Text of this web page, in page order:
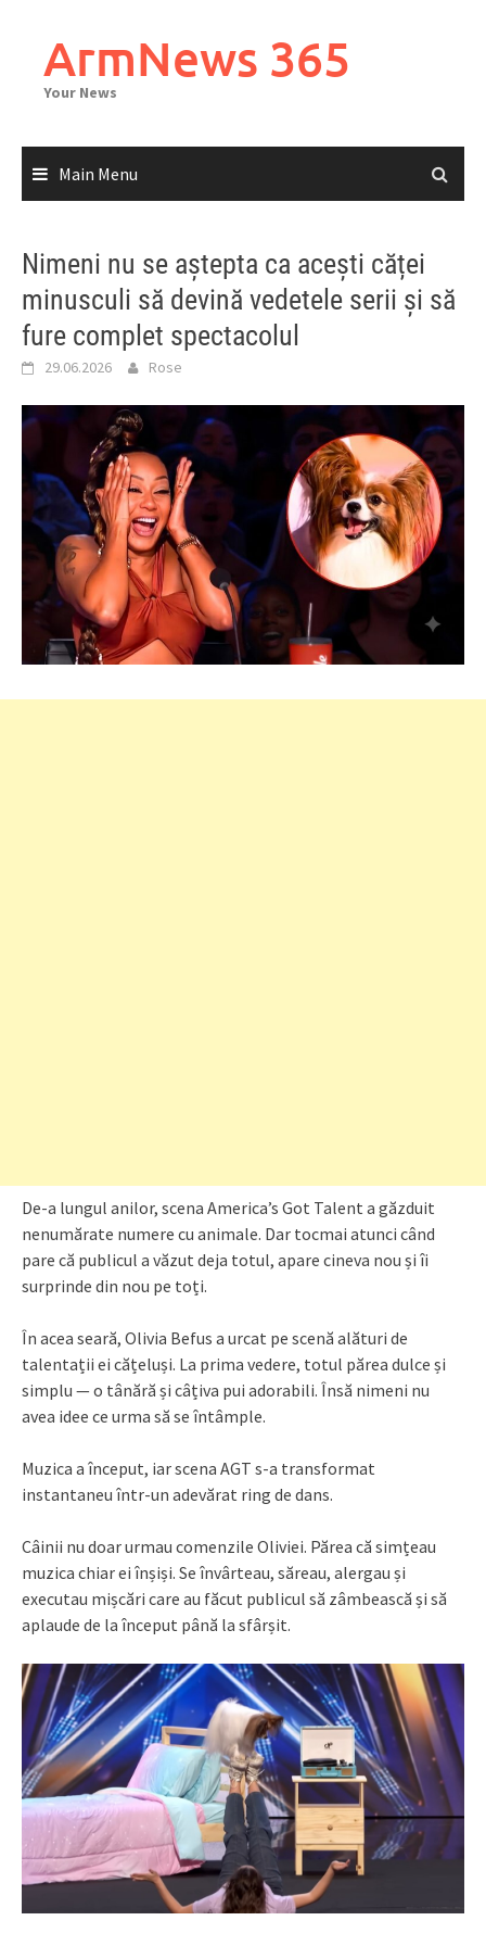
contentArmNews 365
Your News
Main Menu
Nimeni nu se aștepta ca acești căței
minusculi să devină vedetele serii și să
fure complet spectacolul
29.06.2026 Rose
De-a lungul anilor, scena America’s Got Talent a găzduit
nenumărate numere cu animale. Dar tocmai atunci când
pare că publicul a văzut deja totul, apare cineva nou și îi
surprinde din nou pe toți.
În acea seară, Olivia Befus a urcat pe scenă alături de
talentații ei cățeluși. La prima vedere, totul părea dulce și
simplu — o tânără și câțiva pui adorabili. Însă nimeni nu
avea idee ce urma să se întâmple.
Muzica a început, iar scena AGT s-a transformat
instantaneu într-un adevărat ring de dans.
Câinii nu doar urmau comenzile Oliviei. Părea că simțeau
muzica chiar ei înșiși. Se învârteau, săreau, alergau și
executau mișcări care au făcut publicul să zâmbească și să
aplaude de la început până la sfârșit.